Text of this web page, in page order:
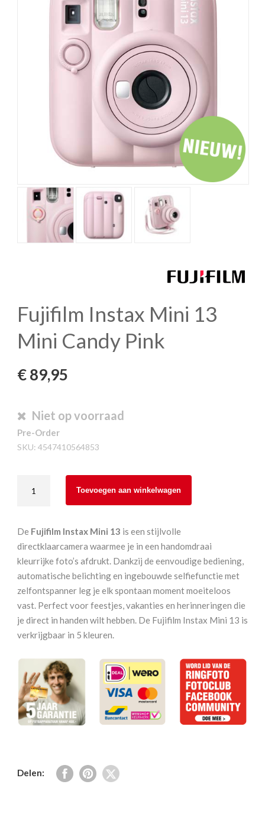
Fujifilm Instax Mini 13
Mini Candy Pink
€89,95
Niet op voorraad
Pre-Order
SKU: 4547410564853
Instax
13
Mini
Candy
Pink
aantal
Toevoegen aan winkelwagen
De Fujifilm Instax Mini 13 is een stijlvolle
directklaarcamera waarmee je in een handomdraai
kleurrijke foto’s afdrukt. Dankzij de eenvoudige bediening,
automatische belichting en ingebouwde selfiefunctie met
zelfontspanner leg je elk spontaan moment moeiteloos
vast. Perfect voor feestjes, vakanties en herinneringen die
je direct in handen wilt hebben. De Fujifilm Instax Mini 13 is
verkrijgbaar in 5 kleuren.
Delen: